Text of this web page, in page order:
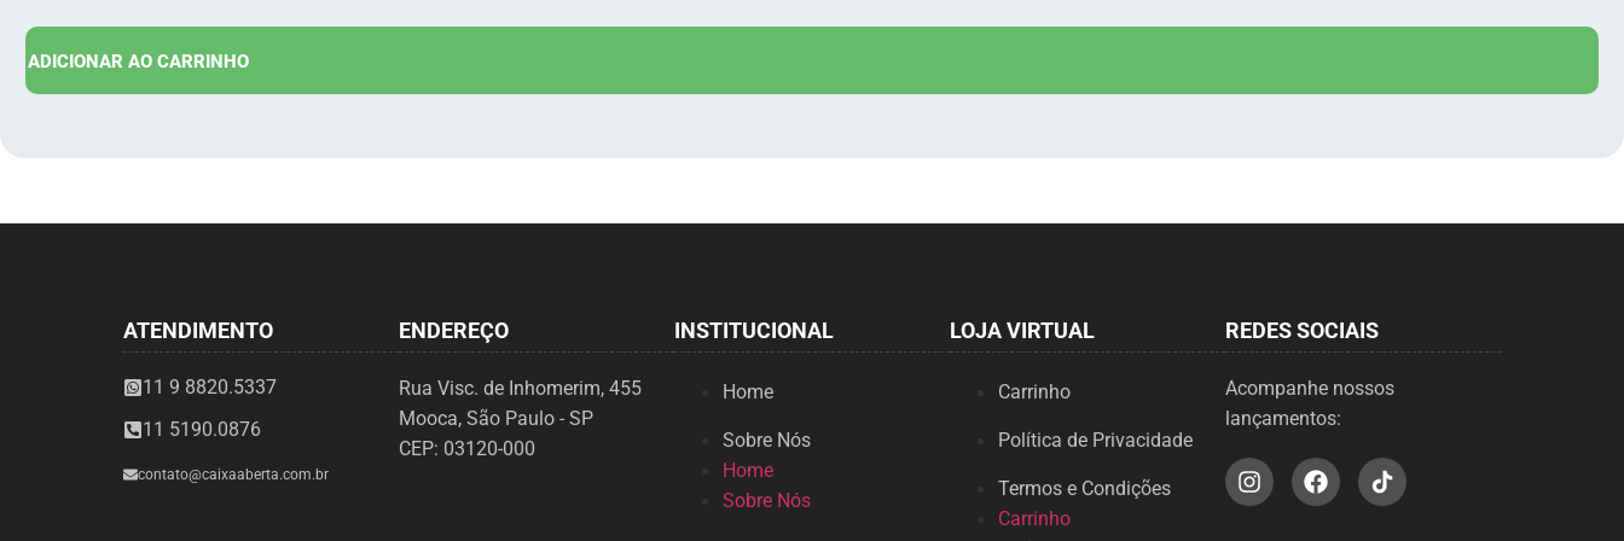
ADICIONAR AO CARRINHO
ATENDIMENTO
11 9 8820.5337
11 5190.0876
contato@caixaaberta.com.br
ENDEREÇO
Rua Visc. de Inhomerim, 455
Mooca, São Paulo - SP
CEP: 03120-000
INSTITUCIONAL
Home
Sobre Nós
Home
Sobre Nós
LOJA VIRTUAL
Carrinho
Política de Privacidade
Termos e Condições
Carrinho
REDES SOCIAIS
Acompanhe nossos
lançamentos: